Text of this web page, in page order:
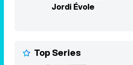
Jordi Évole
Top Series